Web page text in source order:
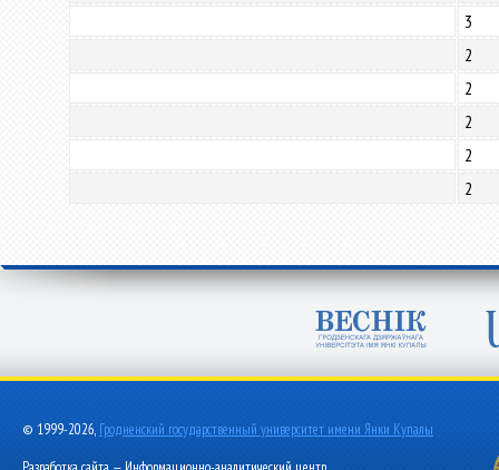
3
2
2
2
2
2
© 1999-2026, Гродненский государственный университет имени Янки Купалы